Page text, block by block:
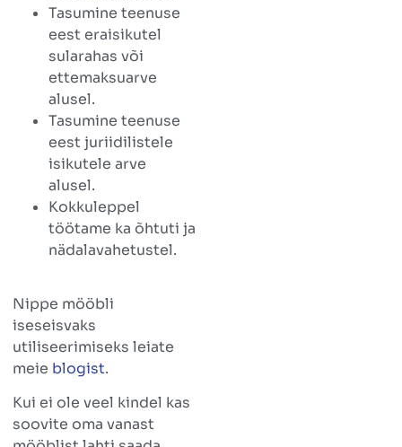
Tasumine teenuse
eest eraisikutel
sularahas või
ettemaksuarve
alusel.
Tasumine teenuse
eest juriidilistele
isikutele arve
alusel.
Kokkuleppel
töötame ka õhtuti ja
nädalavahetustel.
Nippe mööbli
iseseisvaks
utiliseerimiseks leiate
meie blogist.
Kui ei ole veel kindel kas
soovite oma vanast